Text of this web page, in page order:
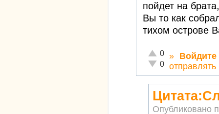
пойдет на
Вы то как
тихом острове
Отлично!
0
Неадекватно!
0
» Войдите
Опубликовано